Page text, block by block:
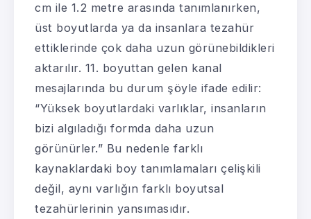
cm ile 1.2 metre arasında tanımlanırken,
üst boyutlarda ya da insanlara tezahür
ettiklerinde çok daha uzun görünebildikleri
aktarılır. 11. boyuttan gelen kanal
mesajlarında bu durum şöyle ifade edilir:
“Yüksek boyutlardaki varlıklar, insanların
bizi algıladığı formda daha uzun
görünürler.” Bu nedenle farklı
kaynaklardaki boy tanımlamaları çelişkili
değil, aynı varlığın farklı boyutsal
tezahürlerinin yansımasıdır.